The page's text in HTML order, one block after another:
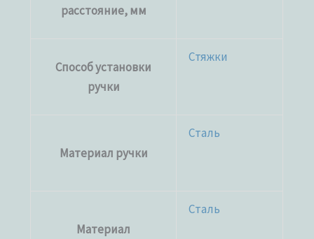
расстояние, мм
Способ установки
ручки
Стяжки
Материал ручки
Сталь
Материал
Сталь